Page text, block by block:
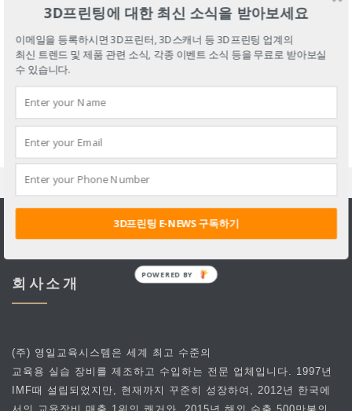
(주)영일교육시스템 창립 20주년 EVENT 당첨자 발
1 2 3 4
회사소개
(주) 영일교육시스템은 세계 최고 수준의
교육용 실습 장비를 제조하고 수입하는 전문 업체입니다. 1997년
IMF때 설립되었지만, 현재까지 꾸준히 성장하여, 2012년 한국에
3D프린팅에 대한 최신 소식을 받아보세요
이메일을 등록하시면 3D프린터, 3D스캐너 등 3D프린팅 업계의
최신 트렌드 및 제품 관련 소식, 각종 이벤트 소식 등을 무료로 받아보실
수 있습니다.
3D프린팅 E-NEWS 구독하기
POWERED BY